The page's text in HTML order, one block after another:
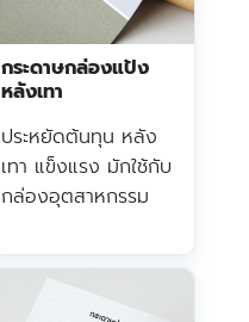
กระดาษกล่องแป้ง
หลังเทา
ประหยัดต้นทุน หลัง
เทา แข็งแรง มักใช้กับ
กล่องอุตสาหกรรม